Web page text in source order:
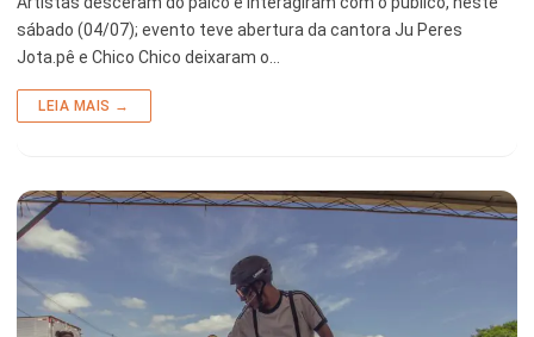
sábado (04/07); evento teve abertura da cantora Ju Peres
Jota.pê e Chico Chico deixaram o…
LEIA MAIS →